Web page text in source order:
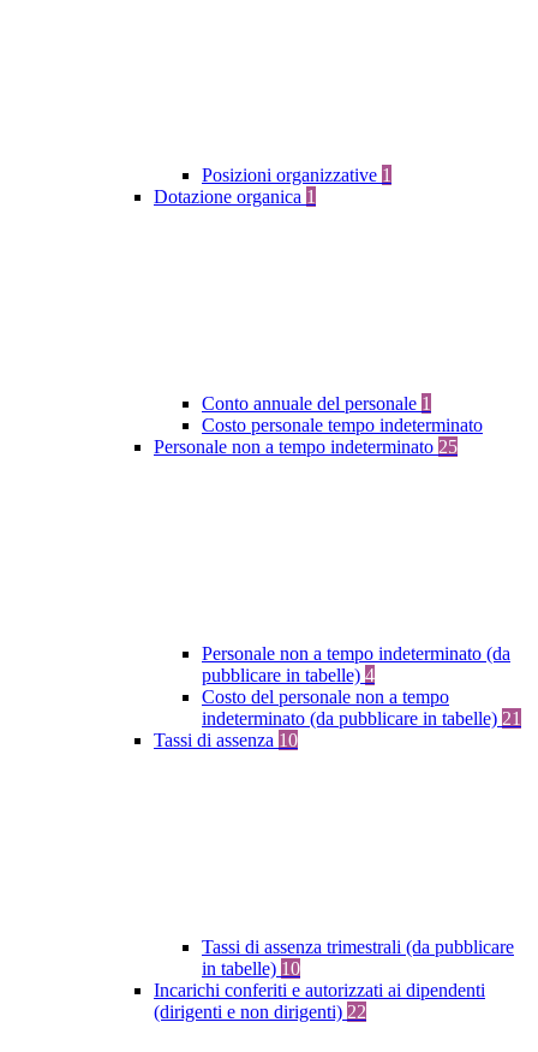
Posizioni organizzative 1
Dotazione organica 1
Conto annuale del personale 1
Costo personale tempo indeterminato
Personale non a tempo indeterminato 25
Personale non a tempo indeterminato (da
pubblicare in tabelle) 4
Costo del personale non a tempo
indeterminato (da pubblicare in tabelle) 21
Tassi di assenza 10
Tassi di assenza trimestrali (da pubblicare
in tabelle) 10
Incarichi conferiti e autorizzati ai dipendenti
(dirigenti e non dirigenti) 22